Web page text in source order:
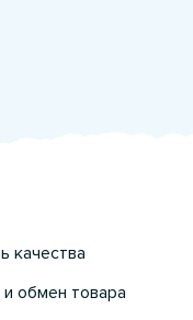
качества
обмен товара